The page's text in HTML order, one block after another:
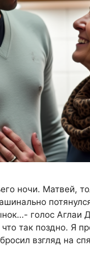
ночи. Матвей,
голос Аглаи
так поздно. Я
взгляд на